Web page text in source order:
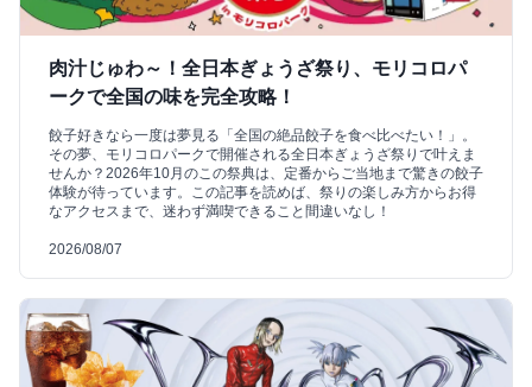
肉汁じゅわ～！全日本ぎょうざ祭り、モリコロパ
ークで全国の味を完全攻略！
餃子好きなら一度は夢見る「全国の絶品餃子を食べ比べたい！」。
その夢、モリコロパークで開催される全日本ぎょうざ祭りで叶えま
せんか？2026年10月のこの祭典は、定番からご当地まで驚きの餃子
体験が待っています。この記事を読めば、祭りの楽しみ方からお得
なアクセスまで、迷わず満喫できること間違いなし！
2026/08/07